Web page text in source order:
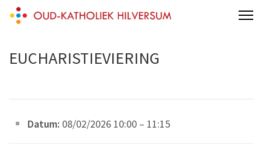
Skip
(Press
Oud-katholiek Hilversum
aan 't Melkpad
EUCHARISTIEVIERING
Datum: 08/02/2026 10:00 – 11:15